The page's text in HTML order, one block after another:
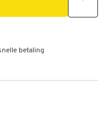
betaling